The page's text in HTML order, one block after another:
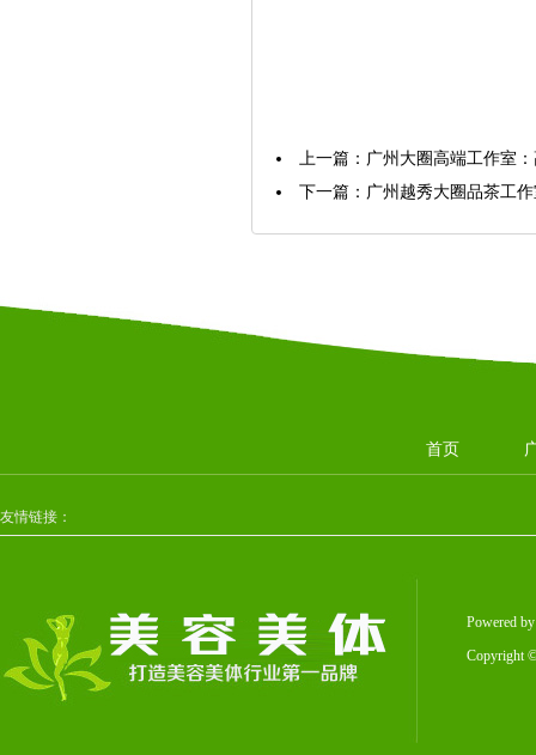
上一篇： 广州大圈高端工作室‌
下一篇： 广州越秀大圈品茶工
首页
友情链接：
Powered
Copyright